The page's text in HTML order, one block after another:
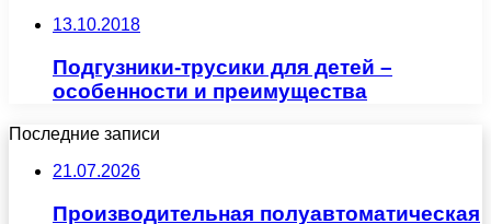
13.10.2018
Подгузники-трусики для детей –
особенности и преимущества
Последние записи
21.07.2026
Производительная полуавтоматическая